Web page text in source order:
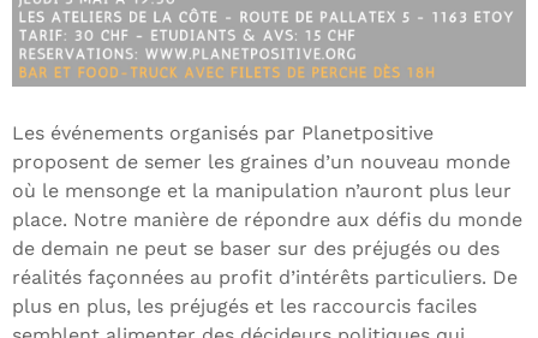
Les événements organisés par Planetpositive
proposent de semer les graines d’un nouveau monde
où le mensonge et la manipulation n’auront plus leur
place. Notre manière de répondre aux défis du monde
de demain ne peut se baser sur des préjugés ou des
réalités façonnées au profit d’intérêts particuliers. De
plus en plus, les préjugés et les raccourcis faciles